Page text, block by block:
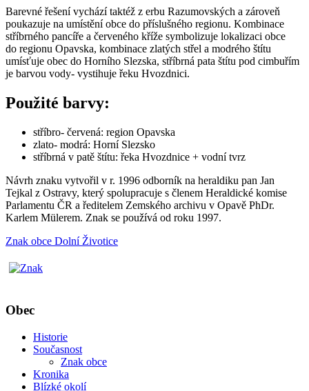
Barevné řešení vychází taktéž z erbu Razumovských a zároveň
poukazuje na umístění obce do příslušného regionu. Kombinace
stříbrného pancíře a červeného kříže symbolizuje lokalizaci obce
do regionu Opavska, kombinace zlatých střel a modrého štítu
umísťuje obec do Horního Slezska, stříbrná pata štítu pod cimbuřím
je barvou vody- vystihuje řeku Hvozdnici.
Použité barvy:
stříbro- červená: region Opavska
zlato- modrá: Horní Slezsko
stříbrná v patě štítu: řeka Hvozdnice + vodní tvrz
Návrh znaku vytvořil v r. 1996 odborník na heraldiku pan Jan
Tejkal z Ostravy, který spolupracuje s členem Heraldické komise
Parlamentu ČR a ředitelem Zemského archivu v Opavě PhDr.
Karlem Mülerem. Znak se používá od roku 1997.
Znak obce Dolní Životice
Obec
Historie
Současnost
Znak obce
Kronika
Blízké okolí